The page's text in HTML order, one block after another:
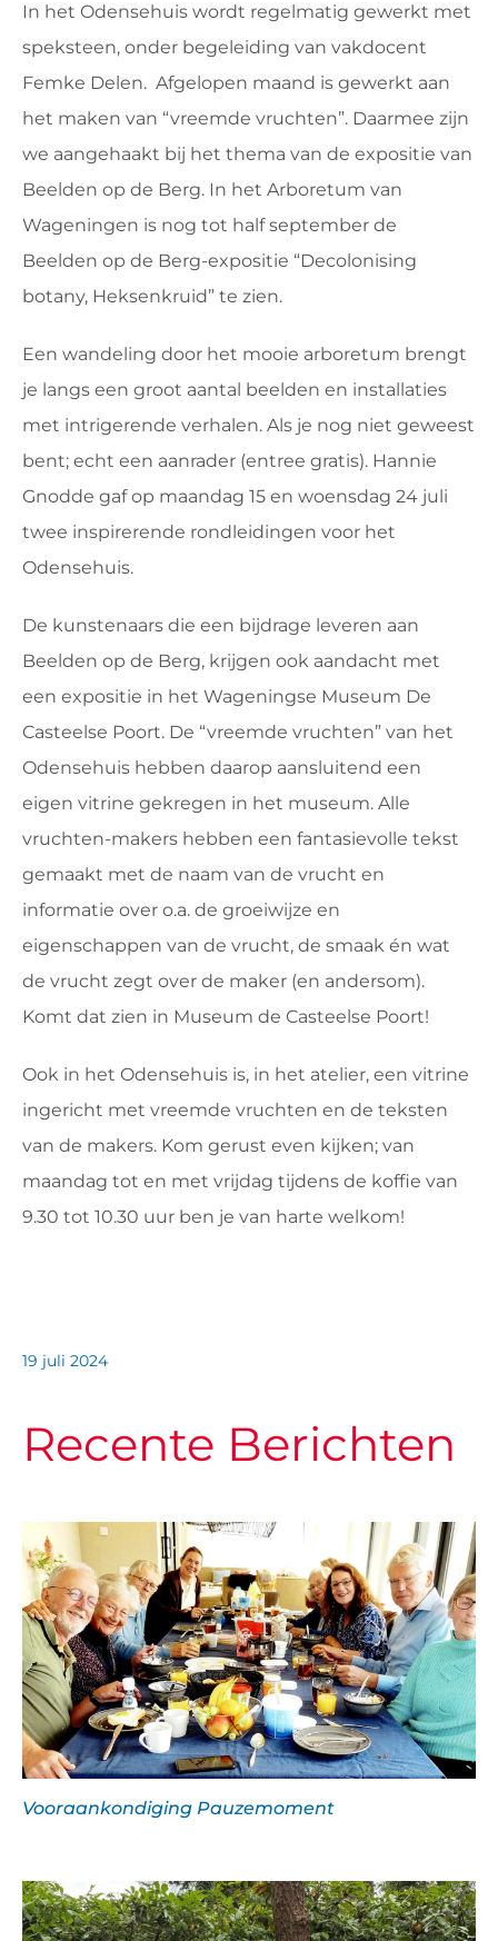
In het Odensehuis wordt regelmatig gewerkt met
speksteen, onder begeleiding van vakdocent
Femke Delen. Afgelopen maand is gewerkt aan
het maken van “vreemde vruchten”. Daarmee zijn
we aangehaakt bij het thema van de expositie van
Beelden op de Berg. In het Arboretum van
Wageningen is nog tot half september de
Beelden op de Berg-expositie “Decolonising
botany, Heksenkruid” te zien.
Een wandeling door het mooie arboretum brengt
je langs een groot aantal beelden en installaties
met intrigerende verhalen. Als je nog niet geweest
bent; echt een aanrader (entree gratis). Hannie
Gnodde gaf op maandag 15 en woensdag 24 juli
twee inspirerende rondleidingen voor het
Odensehuis.
De kunstenaars die een bijdrage leveren aan
Beelden op de Berg, krijgen ook aandacht met
een expositie in het Wageningse Museum De
Casteelse Poort. De “vreemde vruchten” van het
Odensehuis hebben daarop aansluitend een
eigen vitrine gekregen in het museum. Alle
vruchten-makers hebben een fantasievolle tekst
gemaakt met de naam van de vrucht en
informatie over o.a. de groeiwijze en
eigenschappen van de vrucht, de smaak én wat
de vrucht zegt over de maker (en andersom).
Komt dat zien in Museum de Casteelse Poort!
Ook in het Odensehuis is, in het atelier, een vitrine
ingericht met vreemde vruchten en de teksten
van de makers. Kom gerust even kijken; van
maandag tot en met vrijdag tijdens de koffie van
9.30 tot 10.30 uur ben je van harte welkom!
19 juli 2024
Recente Berichten
Vooraankondiging Pauzemoment